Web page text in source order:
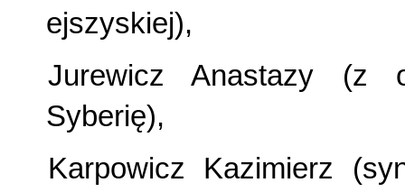
ejszyskiej),
Jurewicz Anastazy (z
Syberię),
Karpowicz Kazimierz